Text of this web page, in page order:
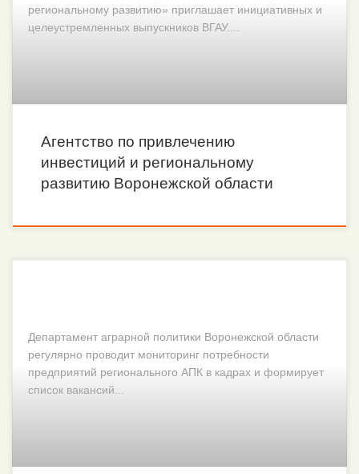
региональному развитию» приглашает инициативных и
целеустремленных выпускников ВГАУ....
Агентство по привлечению
инвестиций и региональному
развитию Воронежской области
Департамент аграрной политики Воронежской области
регулярно проводит мониторинг потребности
предприятий регионального АПК в кадрах и формирует
список вакансий...